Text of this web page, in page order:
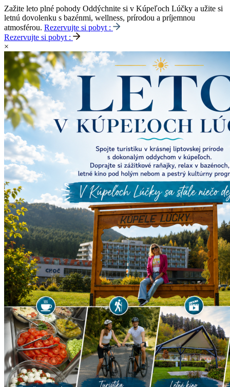
Zažite leto plné pohody Oddýchnite si v Kúpeľoch Lúčky a užite si
letnú dovolenku s bazénmi, wellness, prírodou a príjemnou
atmosférou. Rezervujte si pobyt :
Rezervujte si pobyt :
×